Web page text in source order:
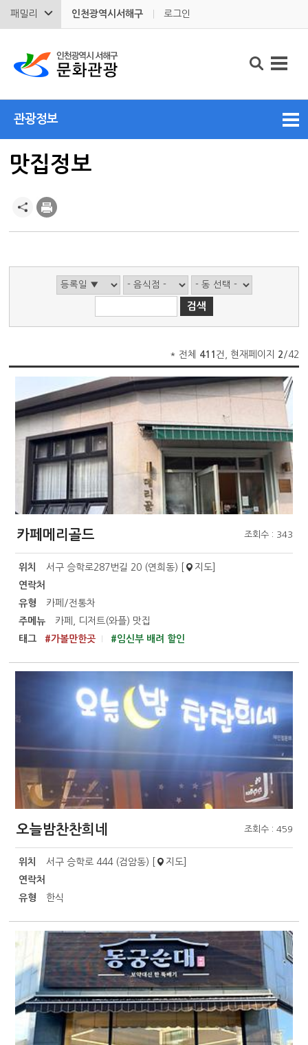
패밀리 인천광역시서해구 로그인
관광정보
맛집정보
* 전체 411 건, 현재페이지 2/42
카페메리골드 조회수 : 343
위치 서구 승학로287번길 20 (연희동) [ 지도]
연락처
유형
카페/전통차
주메뉴
카페, 디저트(와플) 맛집
태그
#가볼만한곳 #임신부 배려 할인
오늘밤찬찬희네 조회수 : 459
위치 서구 승학로 444 (검암동) [ 지도]
연락처
유형
한식